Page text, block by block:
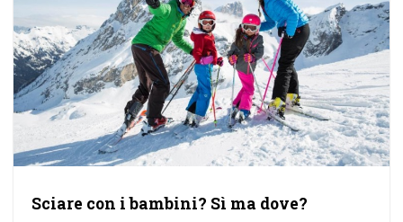
Sciare con i bambini? Sì ma dove?